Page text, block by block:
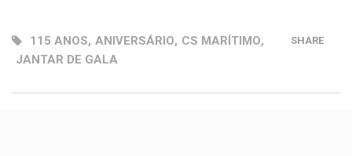
115 ANOS, ANIVERSÁRIO, CS MARÍTIMO,
JANTAR DE GALA
SHARE